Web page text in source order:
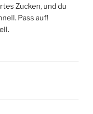
Zucken, und du
Pass auf!